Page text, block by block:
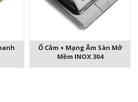
Ổ Cắm + Mạng Âm Sàn Mở
Mềm INOX 304